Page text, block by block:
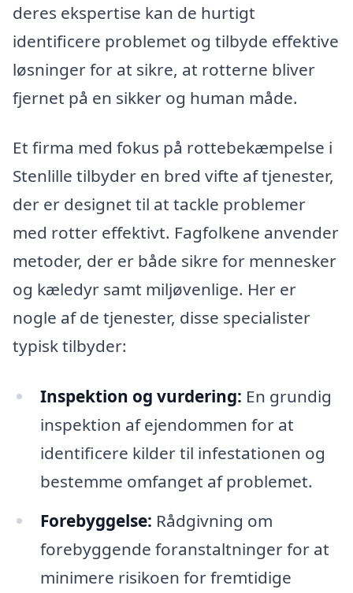
deres ekspertise kan de hurtigt
identificere problemet og tilbyde effektive
løsninger for at sikre, at rotterne bliver
fjernet på en sikker og human måde.
Et firma med fokus på rottebekæmpelse i
Stenlille tilbyder en bred vifte af tjenester,
der er designet til at tackle problemer
med rotter effektivt. Fagfolkene anvender
metoder, der er både sikre for mennesker
og kæledyr samt miljøvenlige. Her er
nogle af de tjenester, disse specialister
typisk tilbyder:
Inspektion og vurdering: En grundig
inspektion af ejendommen for at
identificere kilder til infestationen og
bestemme omfanget af problemet.
Forebyggelse: Rådgivning om
forebyggende foranstaltninger for at
minimere risikoen for fremtidige